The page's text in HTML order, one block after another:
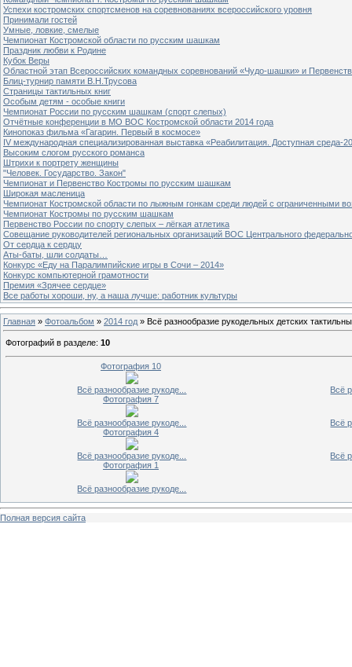
Успехи костромских спортсменов на соревнованиях всероссийского уровня
Принимали гостей
Умные, ловкие, смелые
Чемпионат Костромской области по русским шашкам
Праздник любви к Родине
Кубок Веры
Областной этап Всероссийских командных соревнований «Чудо-шашки» и
Блиц-турнир памяти В.Н.Трусова
Страницы тактильных книг
Особым детям - особые книги
Чемпионат России по русским шашкам (спорт слепых)
Отчётные конференции в МО ВОС Костромской области 2014 года
Кинопоказ фильма «Гагарин. Первый в космосе»
IV международная специализированная выставка «Реабилитация. Доступная среда-
Высоким слогом русского романса
Штрихи к портрету женщины
"Человек. Государство. Закон"
Чемпионат и Первенство Костромы по русским шашкам
Широкая масленица
Чемпионат Костромской области по лыжным гонкам среди людей с ограниченными
Чемпионат Костромы по русским шашкам
Первенство России по спорту слепых – лёгкая атлетика
Совещание руководителей региональных организаций ВОС Центрального
От сердца к сердцу
Аты-баты, шли солдаты…
Конкурс «Еду на Паралимпийские игры в Сочи – 2014»
Конкурс компьютерной грамотности
Премия «Зрячее сердце»
Все работы хороши, ну, а наша лучше: работник культуры
Главная » Фотоальбом » 2014 год » Всё разнообразие рукодельных детских
Фотографий в разделе: 10
Фотография 10
Всё разнообразие рукоде...
Всё
Фотография 7
Всё разнообразие рукоде...
Всё
Фотография 4
Всё разнообразие рукоде...
Всё
Фотография 1
Всё разнообразие рукоде...
Полная версия сайта